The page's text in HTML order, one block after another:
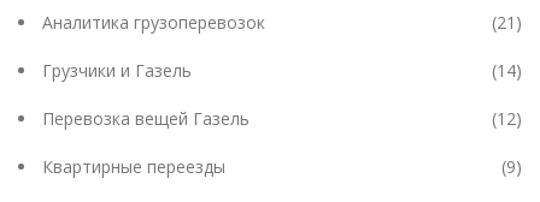
Аналитика грузоперевозок (21)
Грузчики и Газель (14)
Перевозка вещей Газель (12)
Квартирные переезды (9)